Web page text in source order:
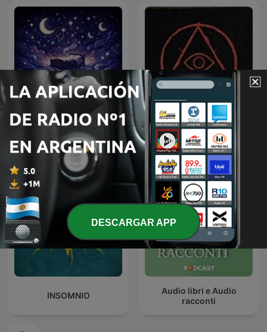
Cuentos para Dormir Paranormal
INSOMNIO
Audio libri e Audio
racconti
DESCARGAR APP